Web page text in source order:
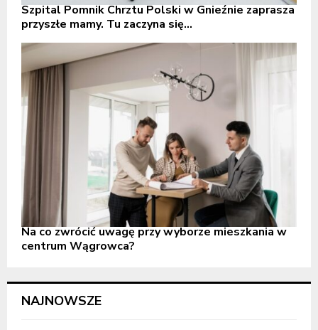
Szpital Pomnik Chrztu Polski w Gnieźnie zaprasza
przyszłe mamy. Tu zaczyna się...
Na co zwrócić uwagę przy wyborze mieszkania w
centrum Wągrowca?
NAJNOWSZE